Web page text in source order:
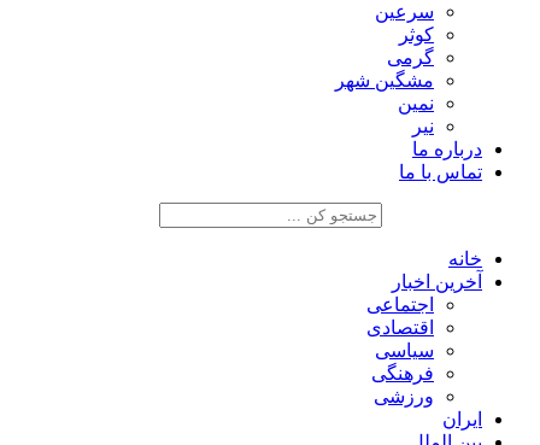
سرعین
کوثر
گرمی
مشگین شهر
نمین
نیر
درباره ما
تماس با ما
خانه
آخرین اخبار
اجتماعی
اقتصادی
سیاسی
فرهنگی
ورزشی
ایران